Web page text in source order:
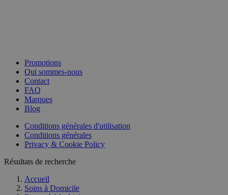
Promotions
Qui sommes-nous
Contact
FAQ
Marques
Blog
Conditions générales d'utilisation
Conditions générales
Privacy & Cookie Policy
Résultats de recherche
Accueil
Soins à Domicile